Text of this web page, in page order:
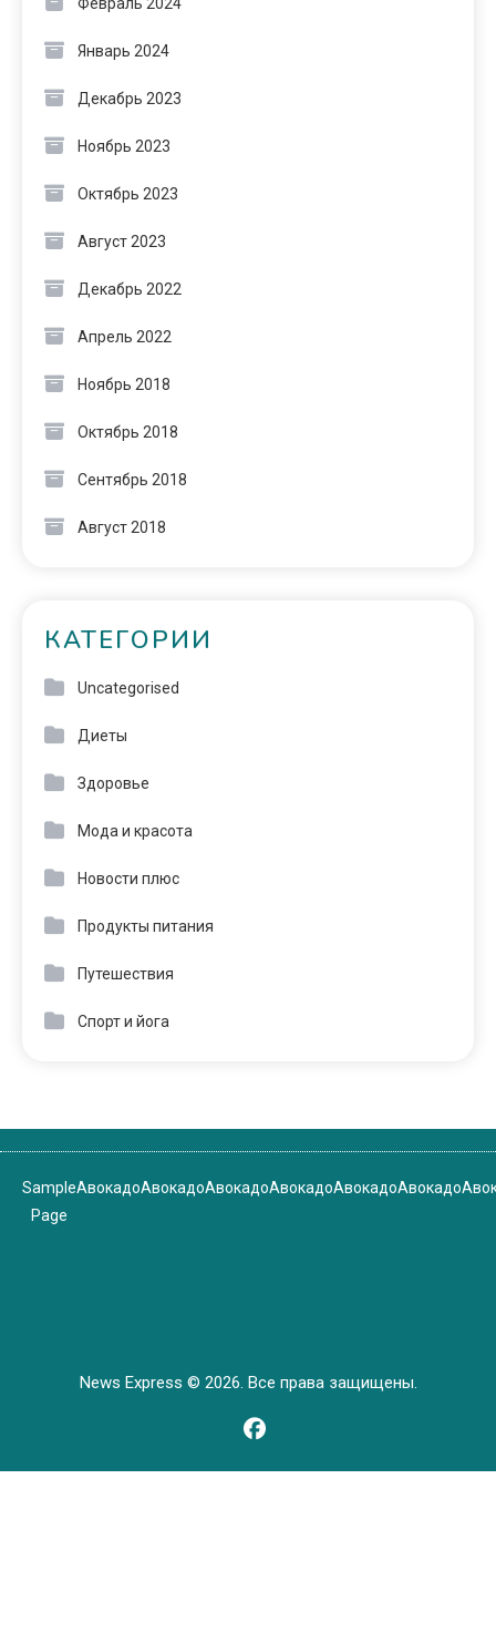
Январь 2024
Декабрь 2023
Ноябрь 2023
Октябрь 2023
Август 2023
Декабрь 2022
Апрель 2022
Ноябрь 2018
Октябрь 2018
Сентябрь 2018
Август 2018
КАТЕГОРИИ
Uncategorised
Диеты
Здоровье
Мода и красота
Новости плюс
Продукты питания
Путешествия
Спорт и йога
Sample
Page
АвокадоАвокадоАвокадоАвокадоАвокадоАвокадо
News Express © 2026. Все права защищены.